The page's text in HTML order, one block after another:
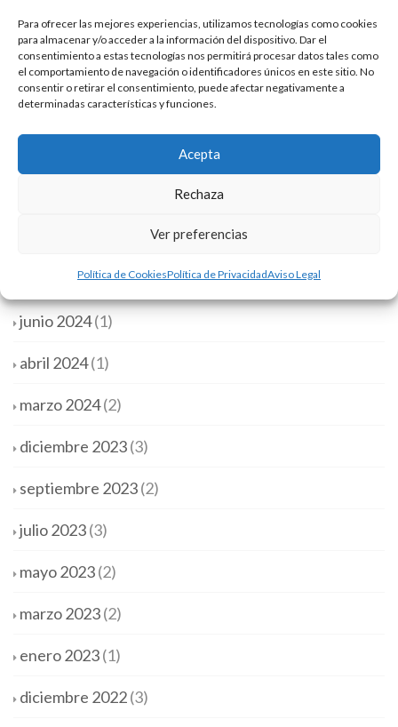
Para ofrecer las mejores experiencias, utilizamos tecnologías como cookies
para almacenar y/o acceder a la información del dispositivo. Dar el
consentimiento a estas tecnologías nos permitirá procesar datos tales como
el comportamiento de navegación o identificadores únicos en este sitio. No
consentir o retirar el consentimiento, puede afectar negativamente a
determinadas características y funciones.
Acepta
Rechaza
Ver preferencias
Política de CookiesPolítica de PrivacidadAviso Legal
enero 2026(1)
diciembre 2025(1)
septiembre 2025(1)
diciembre 2024(1)
junio 2024(1)
abril 2024(1)
marzo 2024(2)
diciembre 2023(3)
septiembre 2023(2)
julio 2023(3)
mayo 2023(2)
marzo 2023(2)
enero 2023(1)
diciembre 2022(3)